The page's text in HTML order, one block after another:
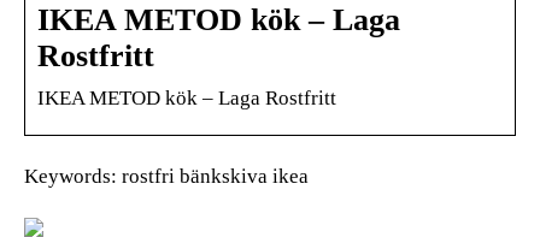
IKEA METOD kök – Laga
Rostfritt
IKEA METOD kök – Laga Rostfritt
Keywords: rostfri bänkskiva ikea